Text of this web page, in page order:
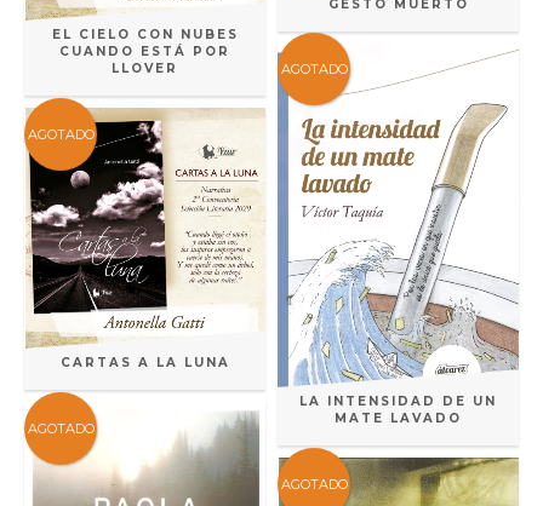
EL CIELO CON NUBES
CUANDO ESTÁ POR
LLOVER
GESTO MUERTO
AGOTADO
CARTAS A LA LUNA
AGOTADO
LA INTENSIDAD DE UN
MATE LAVADO
AGOTADO
AGOTADO